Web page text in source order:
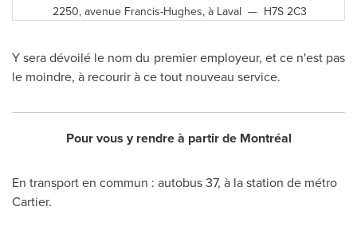
2250, avenue Francis-Hughes, à Laval — H7S 2C3
Y sera dévoilé le nom du premier employeur, et ce n'est pas
le moindre, à recourir à ce tout nouveau service.
Pour vous y rendreà partir de Montréal
En transport en commun : autobus 37, à la station de métro
Cartier.